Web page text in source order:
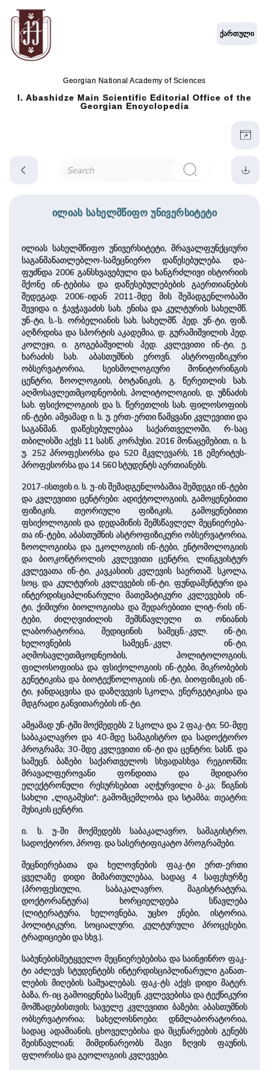
Georgian National Academy of Sciences
I. Abashidze Main Scientific Editorial Office of the
Georgian Encyclopedia
ქართული
ილიას სახელმწიფო უნივერსიტეტი
­
ილიას სახელმწიფო უნივერსიტეტი, მრავალფუნქციური
საგანმანათლებლო-­სამეცნი­ერო და­წესებულება. და­
ფუძნდა 2006 განსხვავებული და ხანგრძლივი ისტორიის
მქონე ინ-ტებისა და დაწესებულებების გაერთი­ანების
შედეგად. 2006-იდან 2011-მდე მის შემადგენლობაში
შევიდა ი. ჭავჭავაძის სახ. ენისა და კულტურის სა­ხელმწ.
უნ-ტი, ს.-ს. ორბელიანის სახ. სა­ხელმწ. პედ. უნ-ტი, ფიზ.
აღზრდისა და სპორტის აკადემია, დ. გურამი­­შვილის პედ.
კოლეჯი, ი. გოგება­­შვილის პედ. კვლევითი ინ-ტი, ე.
ხარაძის სახ. აბასთუმნის ეროვნ. ასტროფიზიკური
ობსერვატორია, სეისმოლოგიური მონიტორინგის
ცენტრი, ზოოლოგიის, ბოტანიკის, გ. წერეთლის სახ.
აღმოსავლეთმცოდნეობის, პოლიტოლოგიის, დ. უზნაძის
სახ. ფსიქოლოგიის და ს. წერეთლის სახ. ფილოსოფიის
ინ-ტები. ამჟამად ი. ს. უ. ერთ-ერთი წამყვანი კვლევითი და
საგანმან. დაწესებულებაა სა­ქარ­თვე­ლო­ში, რ-საც
თბილისში აქვს 11 სასწ. კორპუსი. 2016 მონაცემებით, ი. ს.
უ. 252 პროფესორსა და 520 მკვლევარს, 18 ემერიტუს-
პროფესორსა და 14 560 სტუდენტს აერთიანებს.
2017-ისთვის ი. ს. უ-ის შემადგენლობაშია შემდეგი ინ-ტები
და კვლევითი ცენტრები: ადიქტოლოგიის, გა­მო­ყე­ნე­ბითი
ფიზიკის, თეორიული ფიზიკის, გა­მო­ყე­ნე­ბითი
ფსიქოლოგიის და დედამიწის შემსწავლელ მეც­ნი­ე­რე­ბა­
თა ინ-ტები, აბასთუმნის ასტროფიზიკური ობსერვატორია,
ზოოლოგიისა და ეკოლოგიის ინ-ტები, ენტომოლოგიის
და ბიოკონტროლის კვლევითი ცენტრი, ლინგვისტურ
კვლევათა ინ-ტი, კავკასიის კვლე­ვის საერთაშ. სკოლა,
სოც. და კულტურის კვლევების ინ-ტი, ფუნდამენტური და
ინტერდისციპლინარული მათემატიკური კვლევების ინ-
ტი, ქიმიური ბიოლოგიისა და შედარე­ბითი ლიტ-რის ინ-
ტები, ძილღვიძილის შემსწავლელი თ. ონიანის
ლაბორატორია, მედიცინის სამეცნ.-კვლ. ინ-ტი,
ხელოვნების სამეცნ.-კვლ. ინ-ტი,
აღმოსავლეთმცოდნეობის, პოლიტოლოგიის,
ფილოსოფიისა და ფსიქოლოგიის ინ-ტები, მიკრობების
გენეტიკისა და ბიოტექნოლოგიის ინ-ტი, ბიოფიზიკის ინ-
ტი, ჯანდაცვისა და დაზღვევის სკოლა, ენერგეტიკისა და
მდგრადი განვითარების ინ-ტი.
ამჟამად უნ-ტში მოქმედებს 2 სკოლა და 2 ფაკ-ტი; 50-მდე
საბაკალავრო და 40-მდე სამაგისტრო და სადოქტორო
პროგრამა; 30-მდე კვლე­ვითი ინ-ტი და ცენტრი; სასწ. და
სამეცნ. ბაზები სა­ქარ­თვე­ლოს სხვადა­სხვა რეგიონში;
მრავალფეროვანი ფონდითა და მდიდარი
ელექტრონული რესურსებით აღჭურვილი ბ-კა; წიგნის
სახლი „ლიგამუსი"; გამომცემლობა და სტამ­ბა; თეატრი;
მუსიკის ცენტრი.
ი. ს. უ-ში მოქმედებს საბაკალავრო, სამაგისტრო,
სადოქტორო, პროფ. და სასერტიფიკატო პროგრამები.
მეც­ნი­ე­რე­ბა­თა და ხელოვნების ფაკ-ტი ერთ-ერთი
ყველაზე დიდი მიმართულებაა, სადაც 4 საფეხურზე
(პროფესიული, საბაკალავრო, მაგისტრატურა,
დოქტორანტურა) ხორციელდება სწავლება
(ლიტერატურა, ხელოვნება, უცხო ენები, ისტორია,
პოლიტიკური, სო­ცი­ალური, კულტურული პროცესები,
ტრადიციები და სხვ.).
საბუნებისმეტყველო მეცნიერებებისა და საინჟინრო ფაკ-
ტი აძლევს სტუდენტებს ინტერდისციპლინარული გა­ნათ­
ლე­ბის მიღების საშუალებას. ფაკ-ტს აქვს დიდი მატერ.
ბაზა, რ-იც გა­მო­ი­ყე­ნე­ბა სამეცნ. კვლევებისა და ტექნიკური
მომზადებისთვის; საველე კვლევითი ბაზები; აბასთუმნის
ობსერვატორია; სახელოსნოები; დნმლაბორატორია,
სადაც ადამიანის, ცხოველებისა და მცენარეების გენებს
შეისწავლიან; მიმ­დი­ნა­რეობს შავი ­ზღვის ფაუნის,
ფლორისა და გეოლოგიის კვლევები.